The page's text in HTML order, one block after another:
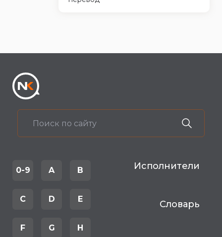
0-9 A B
C D E
F G H
Исполнители
Словарь